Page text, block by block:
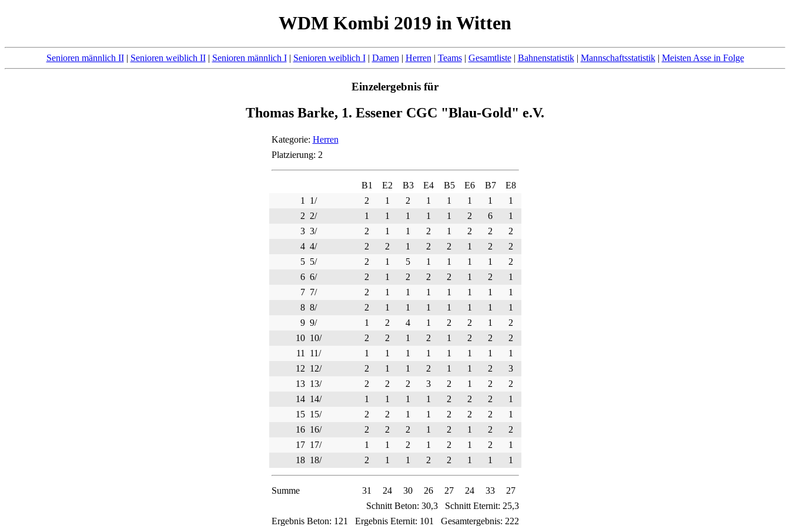
WDM Kombi 2019 in Witten
Senioren männlich II| Senioren weiblich II| Senioren männlich I| Senioren weiblich I| Damen | Herren | Teams| Gesamtliste| Bahnenstatistik| Mannschaftsstatistik| Meisten Asse in Folge
Einzelergebnis für
Thomas Barke, 1. Essener CGC "Blau-Gold" e.V.
Kategorie: Herren
Platzierung: 2
B1 E2 B3 E4 B5 E6 B7
E8
1 1/ 2 1 2 1 1 1 1
1
2 2/ 1 1 1 1 1 2 6
1
3 3/ 2 1 1 2 1 2 2
2
4 4/ 2 2 1 2 2 1 2
2
5 5/ 2 1 5 1 1 1 1
2
6 6/ 2 1 2 2 2 1 2
1
7 7/ 2 1 1 1 1 1 1
1
8 8/ 2 1 1 1 1 1 1
1
9 9/ 1 2 4 1 2 2 1
2
10 10/ 2 2 1 2 1 2 2
2
11 11/ 1 1 1 1 1 1 1
1
12 12/ 2 1 1 2 1 1 2
3
13 13/ 2 2 2 3 2 1 2
2
14 14/ 1 1 1 1 2 2 2
1
15 15/ 2 2 1 1 2 2 2
1
16 16/ 2 2 2 1 2 1 2
2
17 17/ 1 1 2 1 2 1 2
1
18 18/ 2 1 1 2 2 1 1 1
Summe 31 24 30 26 27 24 33
27
Schnitt Beton: 30,3Schnitt Eternit: 25,3
Ergebnis Beton: 121 Ergebnis Eternit: 101 Gesamtergebnis: 222